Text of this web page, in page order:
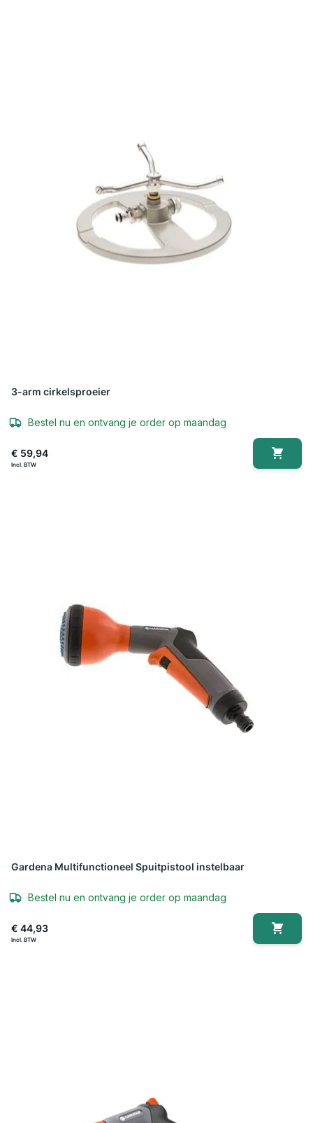
3-arm cirkelsproeier
Bestel nu en ontvang je order op maandag
€ 59,94
Gardena Multifunctioneel Spuitpistool instelbaar
Bestel nu en ontvang je order op maandag
€ 44,93